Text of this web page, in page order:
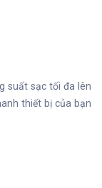
suất sạc tối đa lên
thiết bị của bạn